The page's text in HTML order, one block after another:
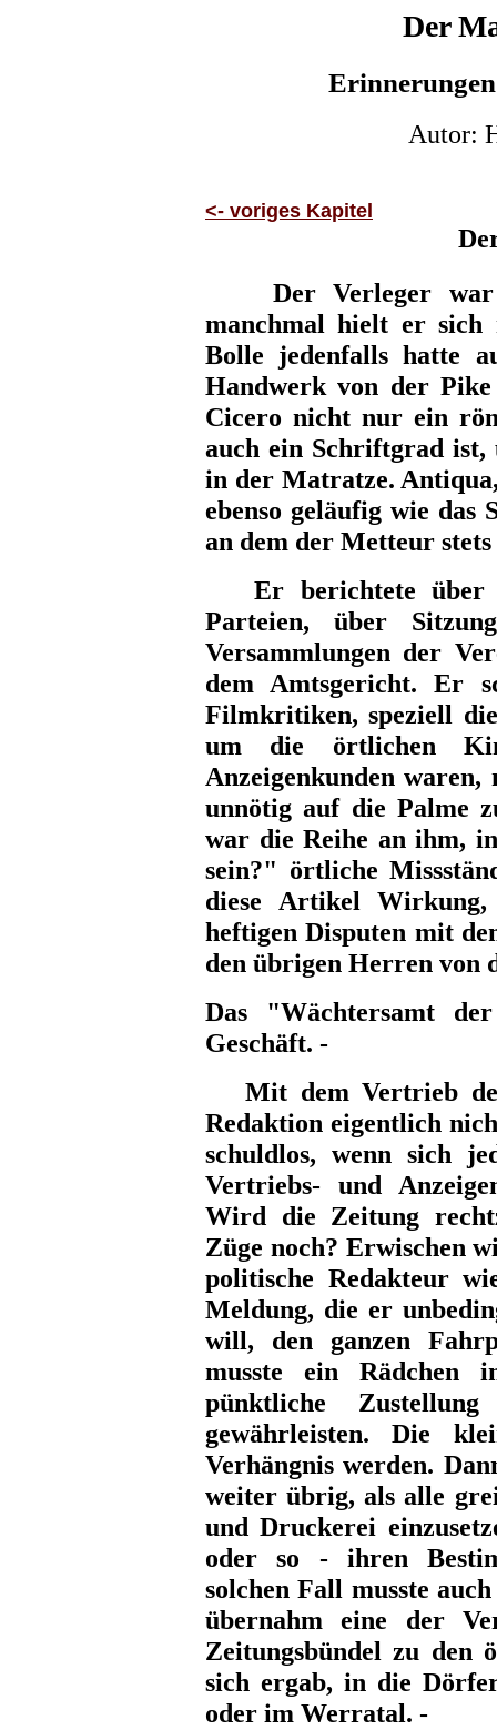
Der
Autor:
<- voriges Kapitel
Der Verleger war
manchmal hielt er sich
Bolle jedenfalls hatte
Handwerk von der
Cicero nicht nur ein
auch ein Schriftgrad
in der Matratze.
ebenso geläufig wie das
an dem der Metteur
Er berichtete über
Parteien, über
Versammlungen der
dem Amtsgericht. Er
Filmkritiken, speziell
um die örtlichen
Anzeigenkunden
unnötig auf die Palme
war die Reihe an ihm,
sein?" örtliche
diese Artikel
heftigen Disputen mit
den übrigen Herren von
Das "Wächtersamt
Geschäft. -
Mit dem Vertrieb
Redaktion eigentlich
schuldlos, wenn sich
Vertriebs- und
Wird die Zeitung
Züge noch? Erwischen
politische Redakteur
Meldung, die er
will, den ganzen
musste ein Rädchen
pünktliche
gewährleisten. Die
Verhängnis werden.
weiter übrig, als alle
und Druckerei
oder so - ihren
solchen Fall musste
übernahm eine der
Zeitungsbündel zu den
sich ergab, in die
oder im Werratal. -